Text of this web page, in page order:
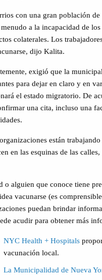
con una gran población
menudo a la incapacidad de
colaterales. Los
dijo Kalita.
exigió que la
para dejar en claro y en
el estado migratorio. De
una cita, incluso una
están
en las esquinas de las
o alguien que conoce tiene
vacunarse (es
puedan brindar
acudir para obtener más
NYC Health + Hospitals
vacunación local.
La Municipalidad de Nueva